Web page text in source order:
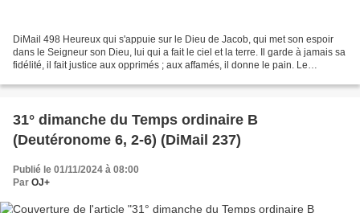
DiMail 498 Heureux qui s'appuie sur le Dieu de Jacob, qui met son espoir
dans le Seigneur son Dieu, lui qui a fait le ciel et la terre. Il garde à jamais sa
fidélité, il fait justice aux opprimés ; aux affamés, il donne le pain. Le
31° dimanche du Temps ordinaire B
(Deutéronome 6, 2-6) (DiMail 237)
Publié le 01/11/2024 à 08:00
Par OJ+